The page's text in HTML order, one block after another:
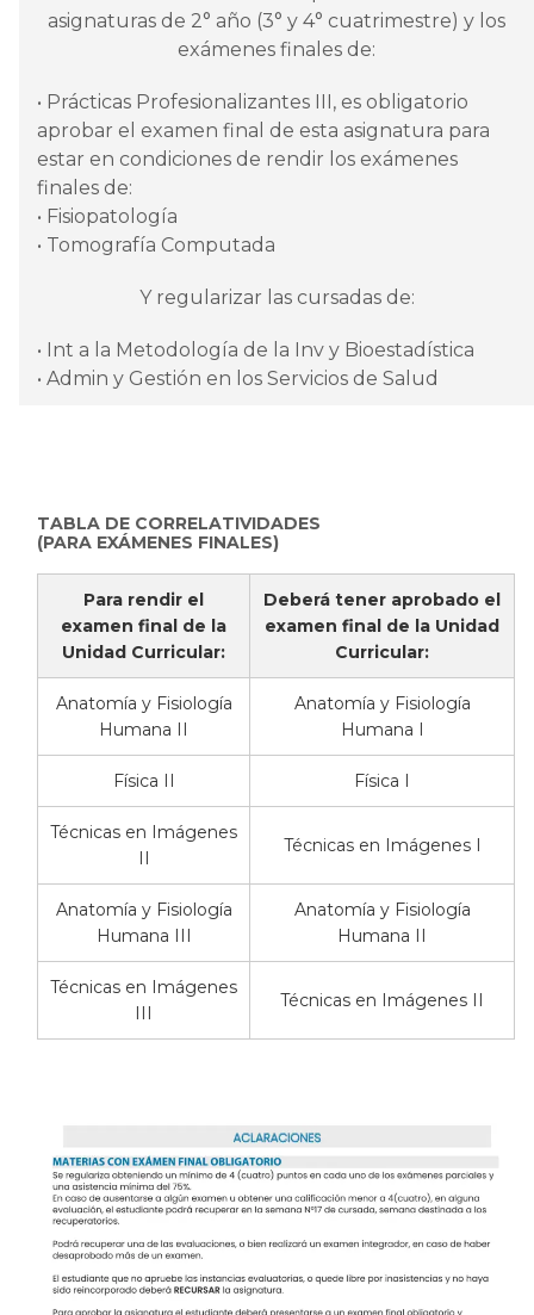
asignaturas de 2° año (3° y 4° cuatrimestre) y los
exámenes finales de:
• Prácticas Profesionalizantes III, es obligatorio
aprobar el examen final de esta asignatura para
estar en condiciones de rendir los exámenes
finales de:
• Fisiopatología
• Tomografía Computada
Y regularizar las cursadas de:
• Int a la Metodología de la Inv y Bioestadística
• Admin y Gestión en los Servicios de Salud
TABLA DE CORRELATIVIDADES
(PARA EXÁMENES FINALES)
Para rendir el
examen final de la
Unidad Curricular:
Deberá tener aprobado el
examen final de la Unidad
Curricular:
Anatomía y Fisiología
Humana II
Anatomía y Fisiología
Humana I
Física II Física I
Técnicas en Imágenes
II
Técnicas en Imágenes I
Anatomía y Fisiología
Humana III
Anatomía y Fisiología
Humana II
Técnicas en Imágenes
III
Técnicas en Imágenes II